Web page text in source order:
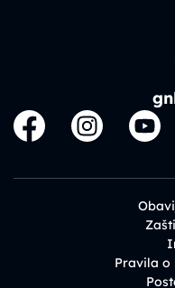
Pravila o